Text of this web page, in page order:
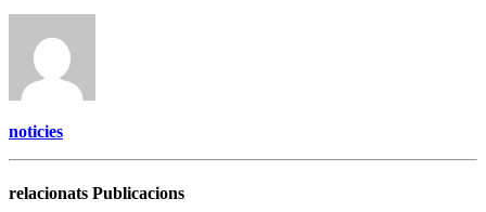
noticies
relacionats Publicacions